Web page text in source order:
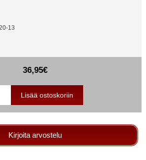
13
36,95€
Kirjoita arvostelu